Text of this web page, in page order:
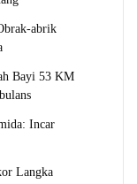
abrik
Bayi 53 KM
Incar
Langka